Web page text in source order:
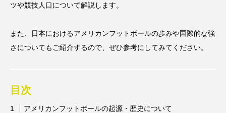
スポスルカップ スポスルダイエット
スポンサー スポーツリハビリトレーナー
スポーツ業界の仕事情報 スポーツ豆知識
チケット
ツや競技人口について解説します。
また、日本におけるアメリカンフットボールの歩みや国際的な強
さについてもご紹介するので、ぜひ参考にしてみてください。
目次
アメリカンフットボールの起源・歴史について